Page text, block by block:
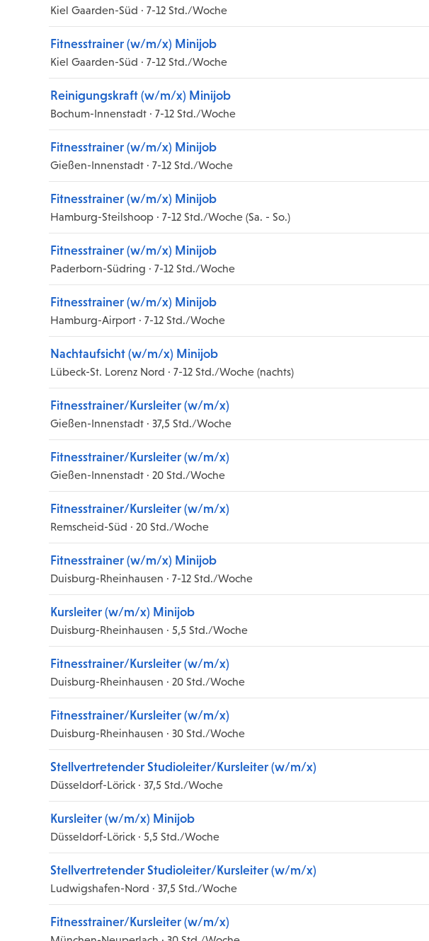
Kiel Gaarden-Süd · 7-12 Std./Woche
Fitnesstrainer (w/m/x) Minijob
Kiel Gaarden-Süd · 7-12 Std./Woche
Reinigungskraft (w/m/x) Minijob
Bochum-Innenstadt · 7-12 Std./Woche
Fitnesstrainer (w/m/x) Minijob
Gießen-Innenstadt · 7-12 Std./Woche
Fitnesstrainer (w/m/x) Minijob
Hamburg-Steilshoop · 7-12 Std./Woche (Sa. - So.)
Fitnesstrainer (w/m/x) Minijob
Paderborn-Südring · 7-12 Std./Woche
Fitnesstrainer (w/m/x) Minijob
Hamburg-Airport · 7-12 Std./Woche
Nachtaufsicht (w/m/x) Minijob
Lübeck-St. Lorenz Nord · 7-12 Std./Woche (nachts)
Fitnesstrainer/Kursleiter (w/m/x)
Gießen-Innenstadt · 37,5 Std./Woche
Fitnesstrainer/Kursleiter (w/m/x)
Gießen-Innenstadt · 20 Std./Woche
Fitnesstrainer/Kursleiter (w/m/x)
Remscheid-Süd · 20 Std./Woche
Fitnesstrainer (w/m/x) Minijob
Duisburg-Rheinhausen · 7-12 Std./Woche
Kursleiter (w/m/x) Minijob
Duisburg-Rheinhausen · 5,5 Std./Woche
Fitnesstrainer/Kursleiter (w/m/x)
Duisburg-Rheinhausen · 20 Std./Woche
Fitnesstrainer/Kursleiter (w/m/x)
Duisburg-Rheinhausen · 30 Std./Woche
Stellvertretender Studioleiter/Kursleiter (w/m/x)
Düsseldorf-Lörick · 37,5 Std./Woche
Kursleiter (w/m/x) Minijob
Düsseldorf-Lörick · 5,5 Std./Woche
Stellvertretender Studioleiter/Kursleiter (w/m/x)
Ludwigshafen-Nord · 37,5 Std./Woche
Fitnesstrainer/Kursleiter (w/m/x)